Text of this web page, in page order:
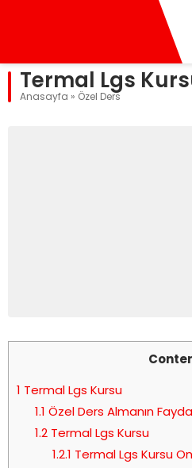
Termal Lgs
Anasayfa » Özel Ders
1 Termal Lgs Kursu
1.1 Özel Ders Almanın
1.2Termal Lgs Kursu
1.2.1 Termal Lgs Kursu